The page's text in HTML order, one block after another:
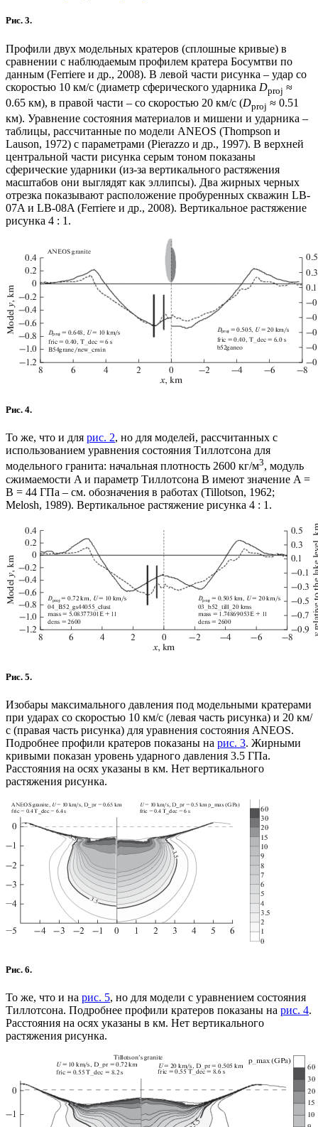
Рис. 3.
Профили двух модельных кратеров (сплошные кривые) в
сравнении с наблюдаемым профилем кратера Босумтви по
данным (Ferriere и др., 2008). В левой части рисунка – удар со
скоростью 10 км/с (диаметр сферического ударника Dproj ≈
0.65 км), в правой части – со скоростью 20 км/с (Dproj ≈ 0.51
км). Уравнение состояния материалов и мишени и ударника –
таблицы, рассчитанные по модели ANEOS (Thompson и
Lauson, 1972) с параметрами (Pierazzo и др., 1997). В верхней
центральной части рисунка серым тоном показаны
сферические ударники (из-за вертикального растяжения
масштабов они выглядят как эллипсы). Два жирных черных
отрезка показывают расположение пробуренных скважин LB-
07A и LB-08A (Ferriere и др., 2008). Вертикальное растяжение
рисунка 4 : 1.
Рис. 4.
То же, что и для рис. 2, но для моделей, рассчитанных с
использованием уравнения состояния Тиллотсона для
модельного гранита: начальная плотность 2600 кг/м3, модуль
сжимаемости A и параметр Тиллотсона B имеют значение A =
B = 44 ГПа – см. обозначения в работах (Tillotson, 1962;
Melosh, 1989). Вертикальное растяжение рисунка 4 : 1.
Рис. 5.
Изобары максимального давления под модельными кратерами
при ударах со скоростью 10 км/с (левая часть рисунка) и 20 км/
с (правая часть рисунка) для уравнения состояния ANEOS.
Подробнее профили кратеров показаны на рис. 3. Жирными
кривыми показан уровень ударного давления 3.5 ГПа.
Расстояния на осях указаны в км. Нет вертикального
растяжения рисунка.
Рис. 6.
То же, что и на рис. 5, но для модели с уравнением состояния
Тиллотсона. Подробнее профили кратеров показаны на рис. 4.
Расстояния на осях указаны в км. Нет вертикального
растяжения рисунка.